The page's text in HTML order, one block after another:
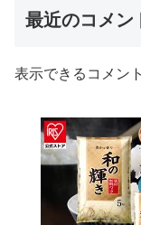
最近のコメン
表示できるコメン